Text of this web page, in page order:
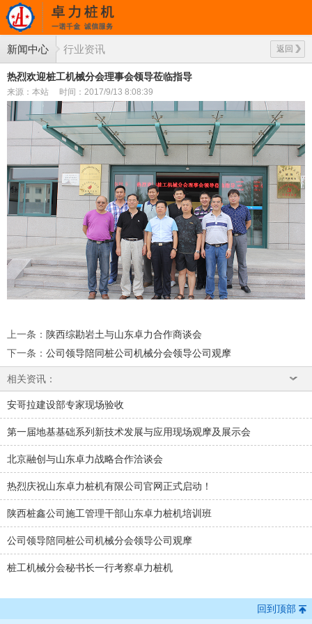
新闻中心 返回
行业资讯
热烈欢迎桩工机械分会理事会领导莅临指导
来源：本站 时间：2017/9/13 8:08:39
上一条 ： 陕西综勘岩土与山东卓力合作商谈会
下一条 ： 公司领导陪同桩公司机械分会领导公司观摩
相关资讯：
安哥拉建设部专家现场验收
第一届地基基础系列新技术发展与应用现场观摩及展示会
北京融创与山东卓力战略合作洽谈会
热烈庆祝山东卓力桩机有限公司官网正式启动！
陕西桩鑫公司施工管理干部山东卓力桩机培训班
公司领导陪同桩公司机械分会领导公司观摩
桩工机械分会秘书长一行考察卓力桩机
回到顶部